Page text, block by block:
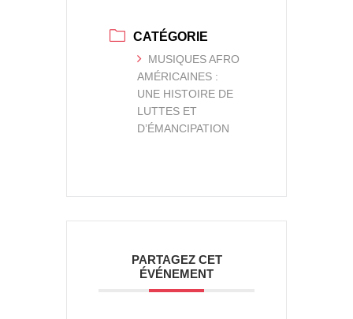
CATÉGORIE
MUSIQUES AFRO
AMÉRICAINES :
UNE HISTOIRE DE
LUTTES ET
D’ÉMANCIPATION
PARTAGEZ CET
ÉVÉNEMENT